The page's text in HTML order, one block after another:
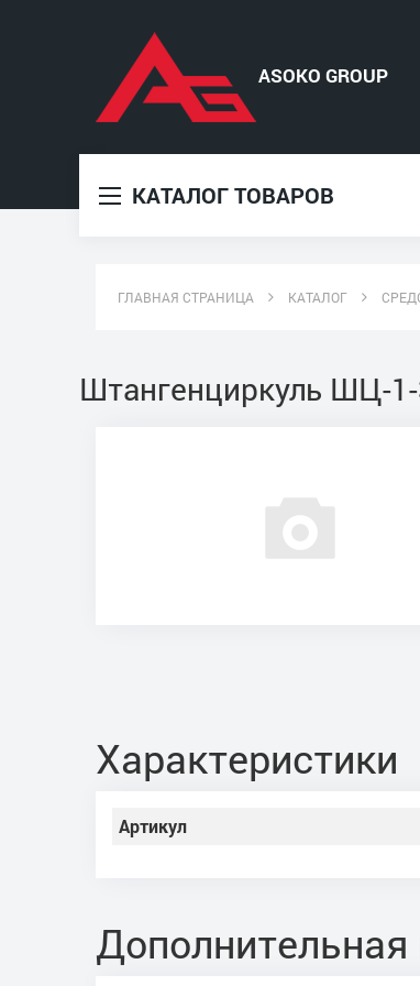
КАТАЛОГ ТОВАРОВ
ГЛАВНАЯ СТРАНИЦА КАТАЛОГ
Штангенциркуль ШЦ-
Характеристики
Артикул